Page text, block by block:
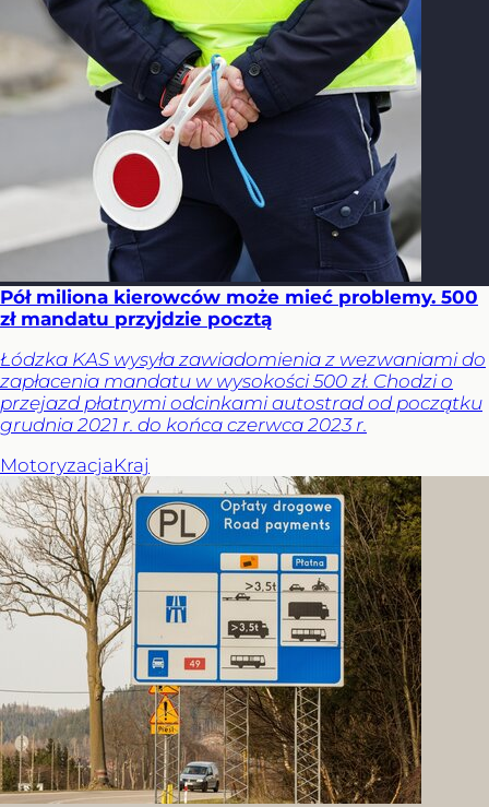
Pół miliona kierowców może mieć problemy. 500
zł mandatu przyjdzie pocztą
Łódzka KAS wysyła zawiadomienia z wezwaniami do
zapłacenia mandatu w wysokości 500 zł. Chodzi o
przejazd płatnymi odcinkami autostrad od początku
grudnia 2021 r. do końca czerwca 2023 r.
MotoryzacjaKraj